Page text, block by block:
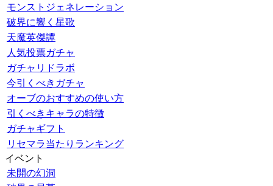
モンストジェネレーション
破界に響く星歌
天魔英傑譚
人気投票ガチャ
ガチャリドラボ
今引くべきガチャ
オーブのおすすめの使い方
引くべきキャラの特徴
ガチャギフト
リセマラ当たりランキング
イベント
未開の幻洞